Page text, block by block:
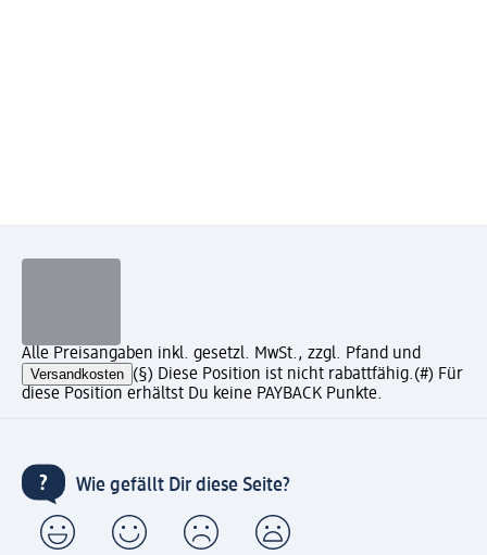
Alle Preisangaben inkl. gesetzl. MwSt., zzgl. Pfand und
Versandkosten (§) Diese Position ist nicht rabattfähig.(#) Für
diese Position erhältst Du keine PAYBACK Punkte.
Wie gefällt Dir diese Seite?